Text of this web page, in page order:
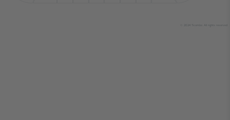
© 2024 Ticombo. All rights reserved